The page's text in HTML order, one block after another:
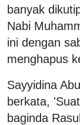
banyak
Nabi
ini dengan
menghapus
Sayyidina
berkata,
baginda